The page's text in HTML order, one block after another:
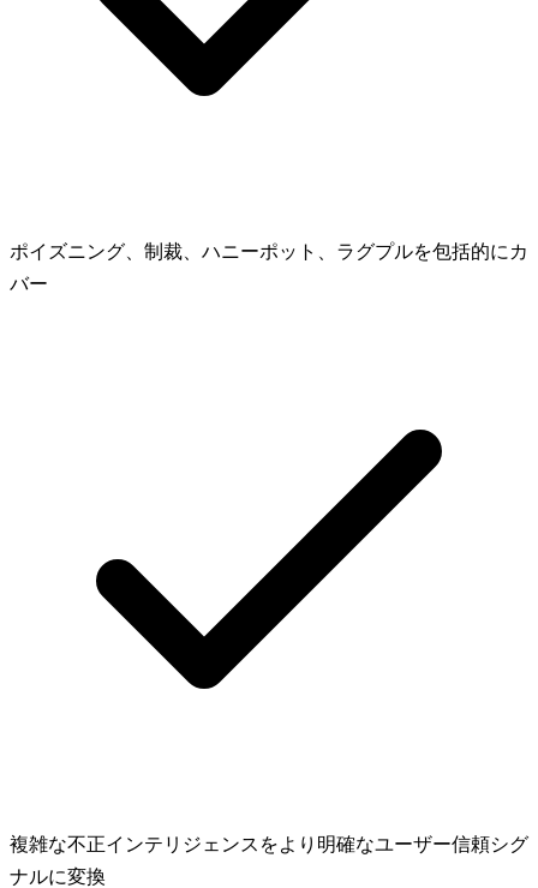
ポイズニング、制裁、ハニーポット、ラグプルを包括的にカ
バー
複雑な不正インテリジェンスをより明確なユーザー信頼シグ
ナルに変換